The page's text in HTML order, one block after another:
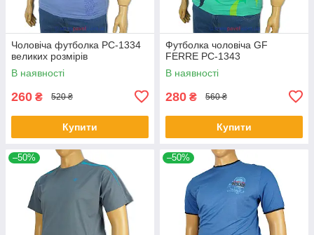
Чоловіча футболка PC-1334
великих розмірів
В наявності
260 ₴ 520 ₴
Купити
Футболка чоловіча GF
FERRE PC-1343
В наявності
280 ₴ 560 ₴
Купити
–50% –50%